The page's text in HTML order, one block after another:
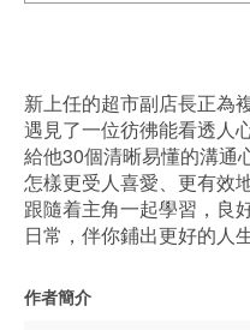
新上任的超市副店長正為
遇見了一位彷彿能看透人
給他30個清晰易懂的溝通
怎樣更受人喜愛、更有效
跟隨着主角一起學習，良
日常，伴你鋪出更好的人
作者簡介